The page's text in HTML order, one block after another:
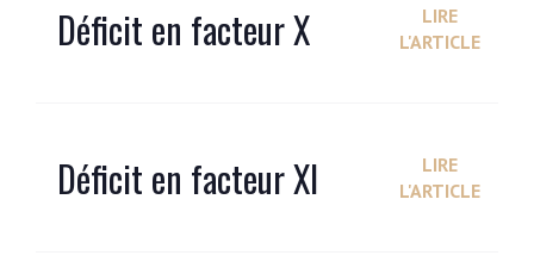
Déficit en facteur X
LIRE
L'ARTICLE
Déficit en facteur XI
LIRE
L'ARTICLE